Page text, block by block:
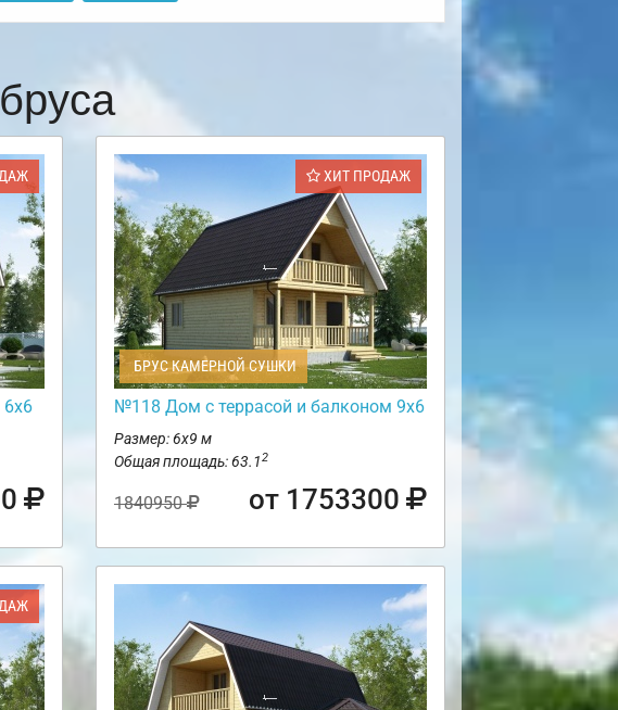
ХИТ ПРОДАЖ
БРУС КАМЕРНОЙ СУШКИ
№118 Дом с террасой и балконом 9х6
Размер: 6х9 м
Общая площадь: 63.12
1840950 от 1753300